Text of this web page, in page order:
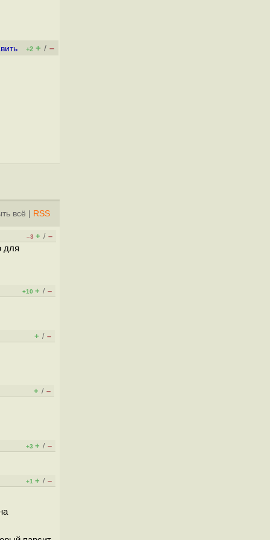
+2 + / –
всё RSS
–3 + / –
для
+10 + / –
+ / –
+ / –
+3 + / –
+1 + / –